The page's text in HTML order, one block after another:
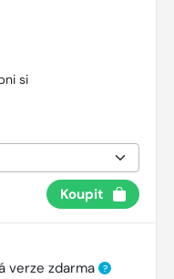
si
Koupit
verze zdarma ?